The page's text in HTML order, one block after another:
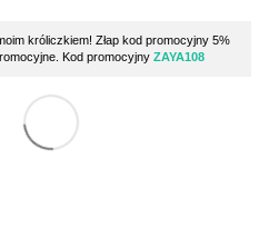
króliczkiem! Złap kod promocyjny 5%
Kod promocyjny ZAYA108